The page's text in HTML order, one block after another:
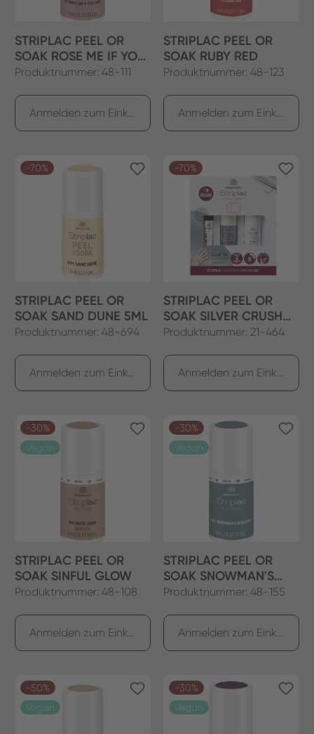
STRIPLAC PEEL OR
SOAK ROSE ME IF YOU
CAN
Produktnummer: 48-111
STRIPLAC PEEL OR
SOAK RUBY RED
Produktnummer: 48-123
-70%
STRIPLAC PEEL OR
SOAK SAND DUNE 5ML
Produktnummer: 48-694
-70%
STRIPLAC PEEL OR
SOAK SILVER CRUSH
ON CHROMESET 3ER
Produktnummer: 21-464
-30%
Vegan
STRIPLAC PEEL OR
SOAK SINFUL GLOW
Produktnummer: 48-108
-30%
Vegan
STRIPLAC PEEL OR
SOAK SNOWMAN'S
BLESSING
Produktnummer: 48-155
-50%
Vegan
-30%
Vegan